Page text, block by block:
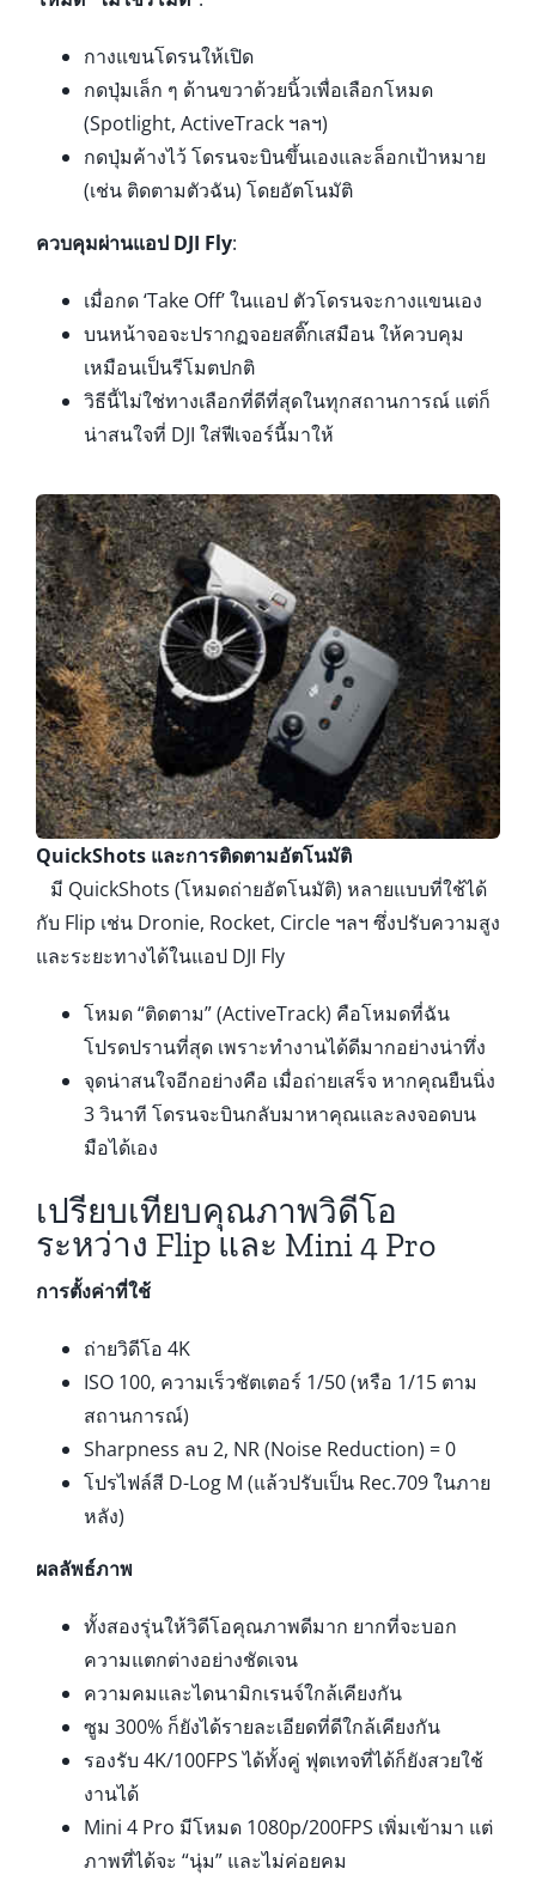
กางแขนโดรนให้เปิด
กดปุ่มเล็ก ๆ ด้านขวาด้วยนิ้วเพื่อเลือกโหมด
(Spotlight, ActiveTrack ฯลฯ)
กดปุ่มค้างไว้ โดรนจะบินขึ้นเองและล็อกเป้าหมาย
(เช่น ติดตามตัวฉัน) โดยอัตโนมัติ
ควบคุมผ่านแอป DJI Fly:
เมื่อกด ‘Take Off’ ในแอป ตัวโดรนจะกางแขนเอง
บนหน้าจอจะปรากฏจอยสติ๊กเสมือน ให้ควบคุม
เหมือนเป็นรีโมตปกติ
วิธีนี้ไม่ใช่ทางเลือกที่ดีที่สุดในทุกสถานการณ์ แต่ก็
น่าสนใจที่ DJI ใส่ฟีเจอร์นี้มาให้
QuickShots และการติดตามอัตโนมัติ
มี QuickShots (โหมดถ่ายอัตโนมัติ) หลายแบบที่ใช้ได้
กับ Flip เช่น Dronie, Rocket, Circle ฯลฯ ซึ่งปรับความสูง
และระยะทางได้ในแอป DJI Fly
โหมด “ติดตาม” (ActiveTrack) คือโหมดที่ฉัน
โปรดปรานที่สุด เพราะทำงานได้ดีมากอย่างน่าทึ่ง
จุดน่าสนใจอีกอย่างคือ เมื่อถ่ายเสร็จ หากคุณยืนนิ่ง
3 วินาที โดรนจะบินกลับมาหาคุณและลงจอดบน
มือได้เอง
เปรียบเทียบคุณภาพวิดีโอ
ระหว่าง Flip และ Mini 4 Pro
การตั้งค่าที่ใช้
ถ่ายวิดีโอ 4K
ISO 100, ความเร็วชัตเตอร์ 1/50 (หรือ 1/15 ตาม
สถานการณ์)
Sharpness ลบ 2, NR (Noise Reduction) = 0
โปรไฟล์สี D-Log M (แล้วปรับเป็น Rec.709 ในภาย
หลัง)
ผลลัพธ์ภาพ
ทั้งสองรุ่นให้วิดีโอคุณภาพดีมาก ยากที่จะบอก
ความแตกต่างอย่างชัดเจน
ความคมและไดนามิกเรนจ์ใกล้เคียงกัน
ซูม 300% ก็ยังได้รายละเอียดที่ดีใกล้เคียงกัน
รองรับ 4K/100FPS ได้ทั้งคู่ ฟุตเทจที่ได้ก็ยังสวยใช้
งานได้
Mini 4 Pro มีโหมด 1080p/200FPS เพิ่มเข้ามา แต่
ภาพที่ได้จะ “นุ่ม” และไม่ค่อยคม